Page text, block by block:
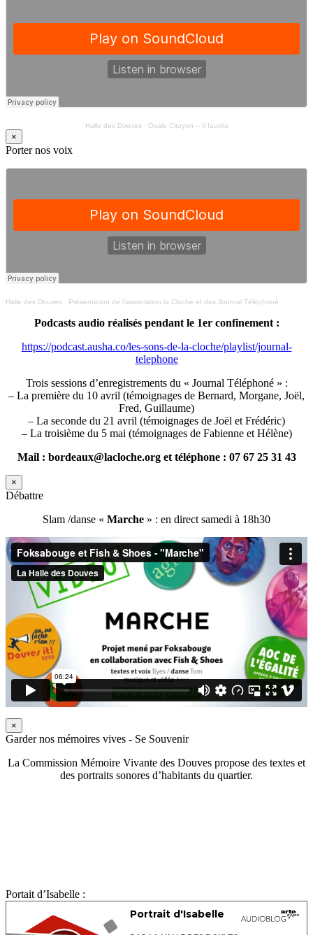
Halle des Douves· Ovale Citoyen – Il faudra
×
Porter nos voix
Halle des Douves · Présentation de l’association la Cloche et des Journal Téléphoné
Podcasts audio réalisés pendant le 1er confinement :
https://podcast.ausha.co/les-sons-de-la-cloche/playlist/journal-
telephone
Trois sessions d’enregistrements du « Journal Téléphoné » :
– La première du 10 avril (témoignages de Bernard, Morgane, Joël,
Fred, Guillaume)
– La seconde du 21 avril (témoignages de Joël et Frédéric)
– La troisième du 5 mai (témoignages de Fabienne et Hélène)
Mail : bordeaux@lacloche.org et téléphone : 07 67 25 31 43
×
Débattre
Slam /danse « Marche » : en direct samedi à 18h30
×
Garder nos mémoires vives - Se Souvenir
La Commission Mémoire Vivante des Douves propose des textes et
des portraits sonores d’habitants du quartier.
Portait d’Isabelle :